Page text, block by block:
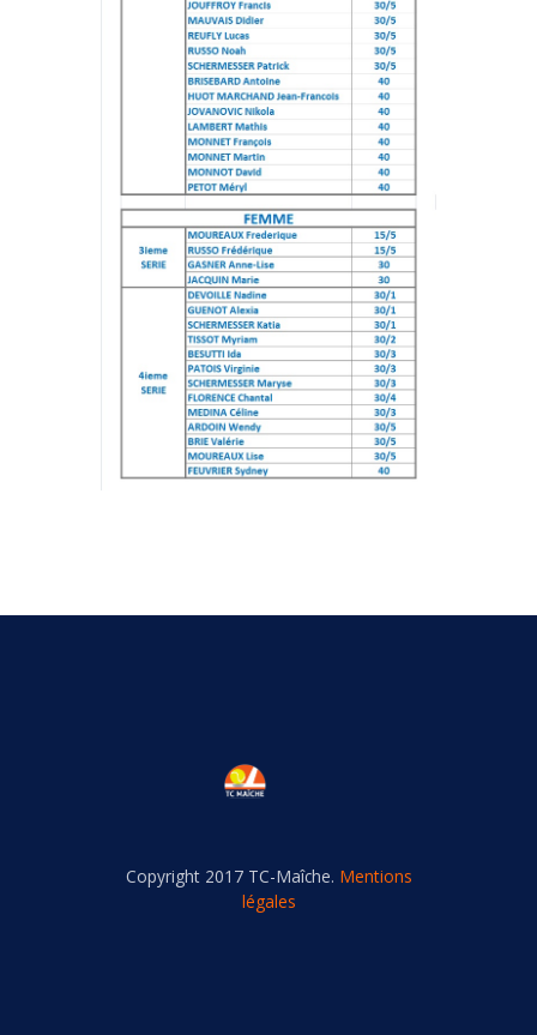
Copyright 2017 TC-Maîche. Mentions
légales